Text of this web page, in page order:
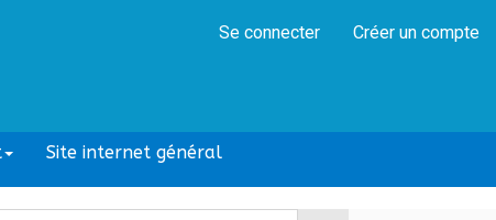
Se connecter Créer un compte
Site internet général